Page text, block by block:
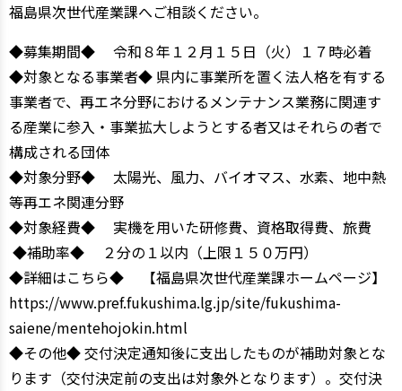
福島県次世代産業課へご相談ください。
◆募集期間◆ 令和８年１２月１５日（火）１７時必着
◆対象となる事業者◆ 県内に事業所を置く法人格を有する
事業者で、再エネ分野におけるメンテナンス業務に関連す
る産業に参入・事業拡大しようとする者又はそれらの者で
構成される団体
◆対象分野◆ 太陽光、風力、バイオマス、水素、地中熱
等再エネ関連分野
◆対象経費◆ 実機を用いた研修費、資格取得費、旅費
◆補助率◆ ２分の１以内（上限１５０万円）
◆詳細はこちら◆ 【福島県次世代産業課ホームページ】
https://www.pref.fukushima.lg.jp/site/fukushima-
saiene/mentehojokin.html
◆その他◆ 交付決定通知後に支出したものが補助対象とな
ります（交付決定前の支出は対象外となります）。交付決